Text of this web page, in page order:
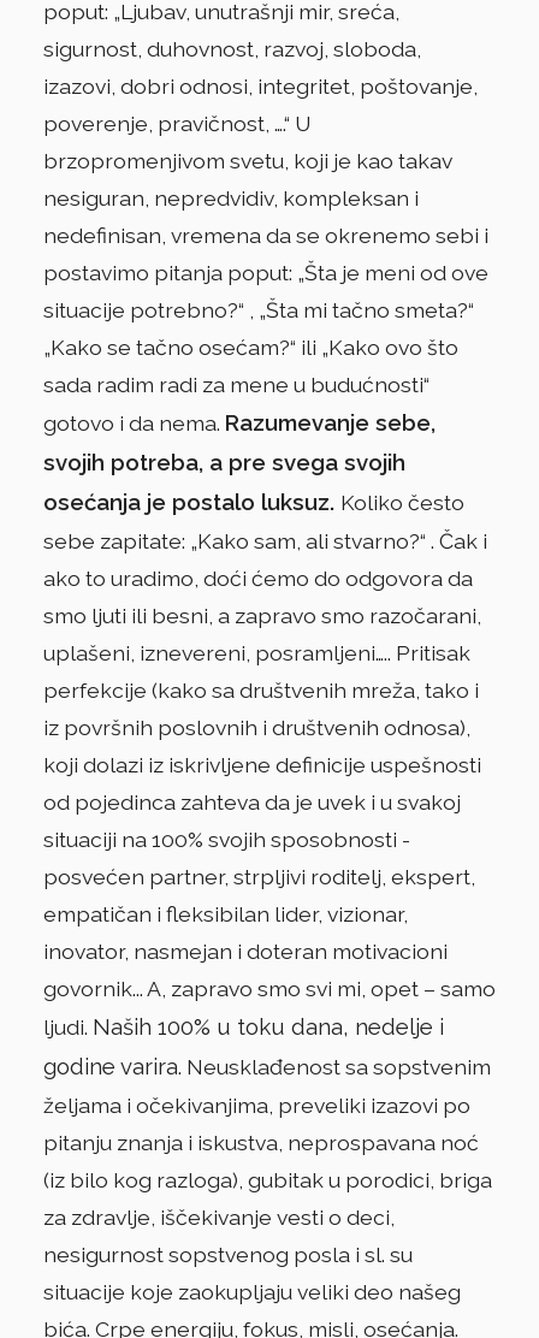
poput: „Ljubav, unutrašnji mir, sreća,
sigurnost, duhovnost, razvoj, sloboda,
izazovi, dobri odnosi, integritet, poštovanje,
poverenje, pravičnost, ….“ U
brzopromenjivom svetu, koji je kao takav
nesiguran, nepredvidiv, kompleksan i
nedefinisan, vremena da se okrenemo sebi i
postavimo pitanja poput: „Šta je meni od ove
situacije potrebno?“ , „Šta mi tačno smeta?“
„Kako se tačno osećam?“ ili „Kako ovo što
sada radim radi za mene u budućnosti“
gotovo i da nema. Razumevanje sebe,
svojih potreba, a pre svega svojih
osećanja je postalo luksuz. Koliko često
sebe zapitate: „Kako sam, ali stvarno?“ . Čak i
ako to uradimo, doći ćemo do odgovora da
smo ljuti ili besni, a zapravo smo razočarani,
uplašeni, iznevereni, posramljeni….. Pritisak
perfekcije (kako sa društvenih mreža, tako i
iz površnih poslovnih i društvenih odnosa),
koji dolazi iz iskrivljene definicije uspešnosti
od pojedinca zahteva da je uvek i u svakoj
situaciji na 100% svojih sposobnosti -
posvećen partner, strpljivi roditelj, ekspert,
empatičan i fleksibilan lider, vizionar,
inovator, nasmejan i doteran motivacioni
govornik... A, zapravo smo svi mi, opet – samo
ljudi. Naših 100% u toku dana, nedelje i
godine varira. Neusklađenost sa sopstvenim
željama i očekivanjima, preveliki izazovi po
pitanju znanja i iskustva, neprospavana noć
(iz bilo kog razloga), gubitak u porodici, briga
za zdravlje, iščekivanje vesti o deci,
nesigurnost sopstvenog posla i sl. su
situacije koje zaokupljaju veliki deo našeg
bića. Crpe energiju, fokus, misli, osećanja.